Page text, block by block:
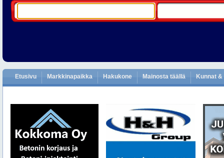
Etusivu Markkinapaikka Hakukone Mainosta täällä Kunnat